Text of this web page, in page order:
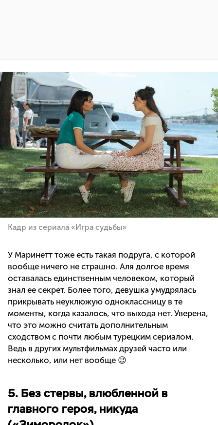
Кадр из сериала «Игра судьбы»
У Маринетт тоже есть такая подруга, с которой
вообще ничего не страшно. Аля долгое время
оставалась единственным человеком, который
знал ее секрет. Более того, девушка умудрялась
прикрывать неуклюжую одноклассницу в те
моменты, когда казалось, что выхода нет. Уверена,
что это можно считать дополнительным
сходством с почти любым турецким сериалом.
Ведь в других мультфильмах друзей часто или
несколько, или нет вообще 😉
5. Без стервы, влюбленной в
главного героя, никуда